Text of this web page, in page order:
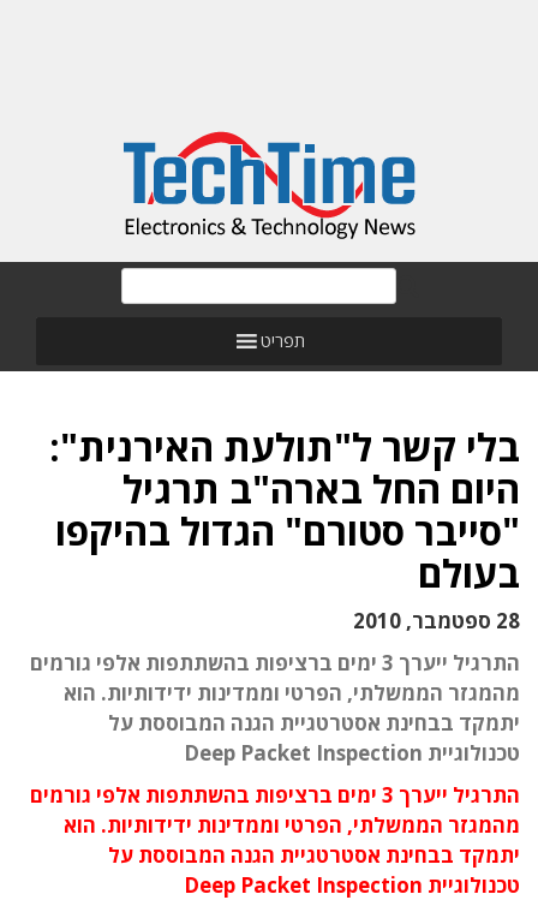
תפריט
בלי קשר ל"תולעת האירנית":
היום החל בארה"ב תרגיל
"סייבר סטורם" הגדול בהיקפו
בעולם
28 ספטמבר, 2010
התרגיל ייערך 3 ימים ברציפות בהשתתפות אלפי גורמים
מהמגזר הממשלתי, הפרטי וממדינות ידידותיות. הוא
יתמקד בבחינת אסטרטגיית הגנה המבוססת על
טכנולוגיית Deep Packet Inspection
התרגיל ייערך 3 ימים ברציפות בהשתתפות אלפי גורמים
מהמגזר הממשלתי, הפרטי וממדינות ידידותיות. הוא
יתמקד בבחינת אסטרטגיית הגנה המבוססת על
טכנולוגיית Deep Packet Inspection